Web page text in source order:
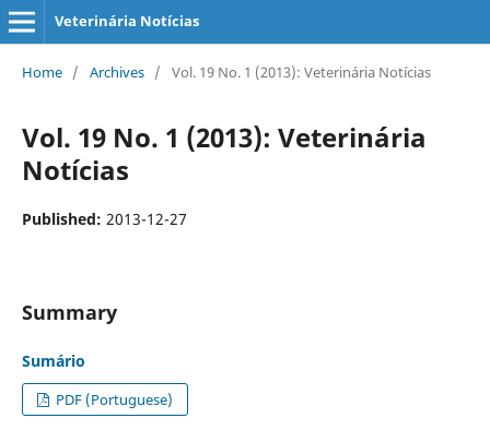
Veterinária Notícias
Home / Archives / Vol. 19 No. 1 (2013): Veterinária Notícias
Vol. 19 No. 1 (2013): Veterinária
Notícias
Published: 2013-12-27
Summary
Sumário
PDF (Portuguese)